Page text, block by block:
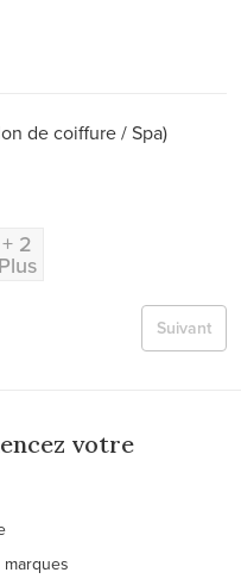
de coiffure / Spa)
+ 2
Plus
Suivant
votre